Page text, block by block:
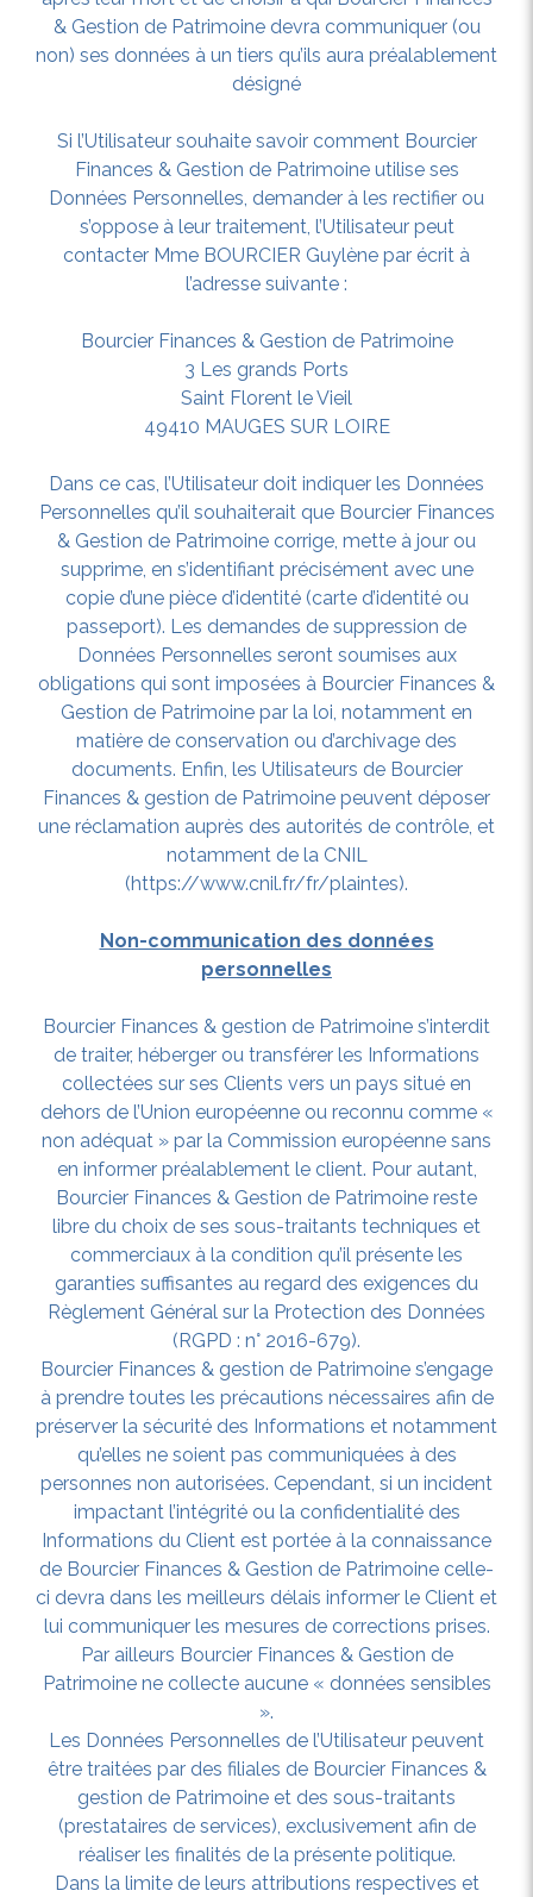
& Gestion de Patrimoine devra communiquer (ou
non) ses données à un tiers qu’ils aura préalablement
désigné
Si l’Utilisateur souhaite savoir comment Bourcier
Finances & Gestion de Patrimoine utilise ses
Données Personnelles, demander à les rectifier ou
s’oppose à leur traitement, l’Utilisateur peut
contacter Mme BOURCIER Guylène par écrit à
l’adresse suivante :
Bourcier Finances & Gestion de Patrimoine
3 Les grands Ports
Saint Florent le Vieil
49410 MAUGES SUR LOIRE
Dans ce cas, l’Utilisateur doit indiquer les Données
Personnelles qu’il souhaiterait que Bourcier Finances
& Gestion de Patrimoine corrige, mette à jour ou
supprime, en s’identifiant précisément avec une
copie d’une pièce d’identité (carte d’identité ou
passeport). Les demandes de suppression de
Données Personnelles seront soumises aux
obligations qui sont imposées à Bourcier Finances &
Gestion de Patrimoine par la loi, notamment en
matière de conservation ou d’archivage des
documents. Enfin, les Utilisateurs de Bourcier
Finances & gestion de Patrimoine peuvent déposer
une réclamation auprès des autorités de contrôle, et
notamment de la CNIL
(https://www.cnil.fr/fr/plaintes).
Non-communication des données
personnelles
Bourcier Finances & gestion de Patrimoine s’interdit
de traiter, héberger ou transférer les Informations
collectées sur ses Clients vers un pays situé en
dehors de l’Union européenne ou reconnu comme «
non adéquat » par la Commission européenne sans
en informer préalablement le client. Pour autant,
Bourcier Finances & Gestion de Patrimoine reste
libre du choix de ses sous-traitants techniques et
commerciaux à la condition qu’il présente les
garanties suffisantes au regard des exigences du
Règlement Général sur la Protection des Données
(RGPD : n° 2016-679).
Bourcier Finances & gestion de Patrimoine s’engage
à prendre toutes les précautions nécessaires afin de
préserver la sécurité des Informations et notamment
qu’elles ne soient pas communiquées à des
personnes non autorisées. Cependant, si un incident
impactant l’intégrité ou la confidentialité des
Informations du Client est portée à la connaissance
de Bourcier Finances & Gestion de Patrimoine celle-
ci devra dans les meilleurs délais informer le Client et
lui communiquer les mesures de corrections prises.
Par ailleurs Bourcier Finances & Gestion de
Patrimoine ne collecte aucune « données sensibles
».
Les Données Personnelles de l’Utilisateur peuvent
être traitées par des filiales de Bourcier Finances &
gestion de Patrimoine et des sous-traitants
(prestataires de services), exclusivement afin de
réaliser les finalités de la présente politique.
Dans la limite de leurs attributions respectives et